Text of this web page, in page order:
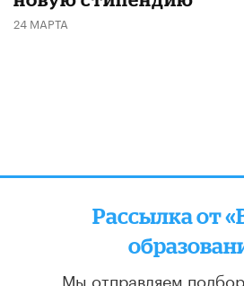
24 МАРТА
Рассылка от
Мы отправляем